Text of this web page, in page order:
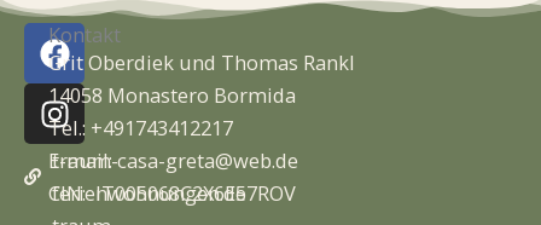
F
a
c
e
b
o
I
n
s
t
a
g
traum-
ferienwohnungen.de
Kontakt
Grit Oberdiek und Thomas Rankl
14058 Monastero Bormida
Tel.: +491743412217
E-mail:casa-greta@web.de
CIN: IT005068C2X6E57ROV